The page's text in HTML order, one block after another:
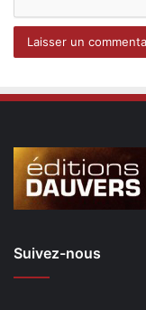
Suivez-nous